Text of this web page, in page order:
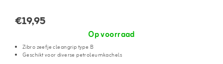
€19,95
Op voorraad
Zibro zeefje cleangrip type B
Geschikt voor diverse petroleumkachels